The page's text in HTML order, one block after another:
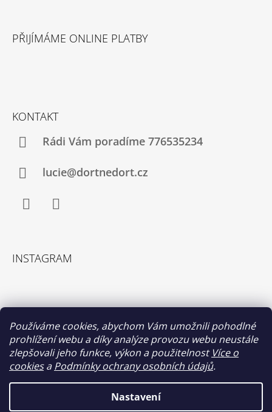
Používáme cookies, abychom Vám umožnili pohodlné
prohlížení webu a díky analýze provozu webu neustále
zlepšovali jeho funkce, výkon a použitelnost Více o
cookiesaPodmínky ochrany osobních údajů.
Nastavení
PŘIJÍMÁME ONLINE PLATBY
KONTAKT
Rádi Vám poradíme 776535234
lucie@dortnedort.cz
INSTAGRAM